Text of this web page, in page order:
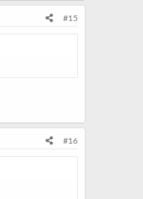
#15
#16